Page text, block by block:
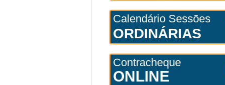
Calendário Sessões
ORDINÁRIAS
Contracheque
ONLINE